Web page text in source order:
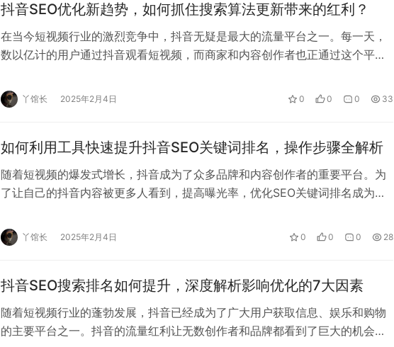
抖音SEO优化新趋势，如何抓住搜索算法更新带来的红利？
在当今短视频行业的激烈竞争中，抖音无疑是最大的流量平台之一。每一天，
数以亿计的用户通过抖音观看短视频，而商家和内容创作者也正通过这个平台
丫馆长 2025年2月4日 0 0 0 33
如何利用工具快速提升抖音SEO关键词排名，操作步骤全解析
随着短视频的爆发式增长，抖音成为了众多品牌和内容创作者的重要平台。为
了让自己的抖音内容被更多人看到，提高曝光率，优化SEO关键词排名成为了
丫馆长 2025年2月4日 0 0 0 28
抖音SEO搜索排名如何提升，深度解析影响优化的7大因素
随着短视频行业的蓬勃发展，抖音已经成为了广大用户获取信息、娱乐和购物
的主要平台之一。抖音的流量红利让无数创作者和品牌都看到了巨大的机会，